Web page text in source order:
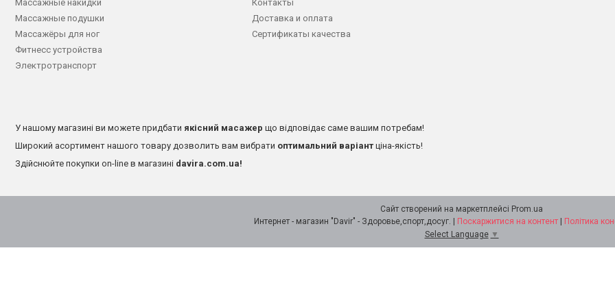
Массажные накидки
Массажные подушки
Массажёры для ног
Фитнесс устройства
Электротранспорт
Контакты
Доставка и оплата
Сертификаты качества
У нашому магазині ви можете придбати якісний масажер що відповідає саме вашим потребам!
Широкий асортимент нашого товару дозволить вам вибрати оптимальний варіант ціна-якість!
Здійснюйте покупки on-line в магазині davira.com.ua!
Сайт створений на маркетплейсі Prom.ua
Поскаржитися на контент
Політика
Select Language ▼